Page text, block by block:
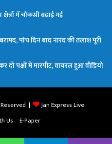
में चौकसी बढ़ाई गई
पांच दिन बाद नारद की तलाश पूरी
दो पक्षों में मारपीट, वायरल हुआ वीडियो
|
Jan Express Live
Us
E-Paper